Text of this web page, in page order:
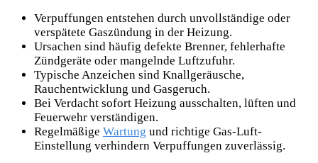
Verpuffungen entstehen durch unvollständige oder
verspätete Gaszündung in der Heizung.
Ursachen sind häufig defekte Brenner, fehlerhafte
Zündgeräte oder mangelnde Luftzufuhr.
Typische Anzeichen sind Knallgeräusche,
Rauchentwicklung und Gasgeruch.
Bei Verdacht sofort Heizung ausschalten, lüften und
Feuerwehr verständigen.
Regelmäßige Wartung und richtige Gas-Luft-
Einstellung verhindern Verpuffungen zuverlässig.